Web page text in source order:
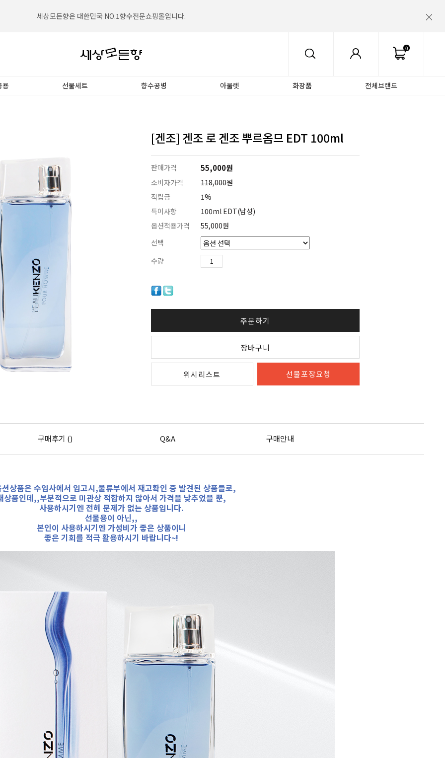
세상모든향은 대한민국 NO.1향수전문쇼핑몰입니다.
0
용 선물세트 향수공병 아울렛 화장품 전체브랜드
[겐조] 겐조 로 겐조 뿌르옴므 EDT 100ml
판매가격 55,000원
소비자가격
118,000원
적립금
1%
특이사항
100ml EDT(남성)
옵션적용가격
55,000원
선택
수량
주문하기
장바구니
위시리스트 선물포장요청
구매후기 () Q&A 구매안내
상품은 수입사에서 입고시,물류부에서 재고확인 중 발견된 상품들로,
상품인데,,부분적으로 미관상 적합하지 않아서 가격을 낮추었을 뿐,
사용하시기엔 전혀 문제가 없는 상품입니다.
선물용이 아닌,,
본인이 사용하시기엔 가성비가 좋은 상품이니
좋은 기회를 적극 활용하시기 바랍니다~!